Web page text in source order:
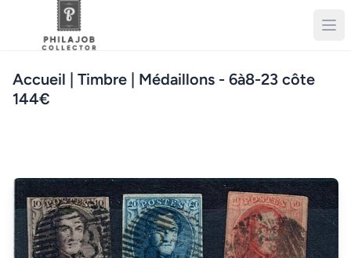
Accueil | Timbre | Médaillons - 6à8-23 côte
144€